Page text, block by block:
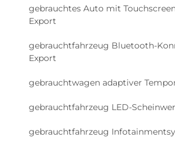
gebrauchtes Auto mit
Export
gebrauchtfahrzeug Bluetooth-
Export
gebrauchtwagen adaptiver
gebrauchtfahrzeug LED-
gebrauchtfahrzeug